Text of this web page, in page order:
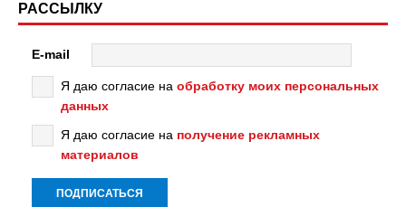
РАССЫЛКУ
E-mail
Я даю согласие на обработку моих персональных
данных
Я даю согласие на получение рекламных
материалов